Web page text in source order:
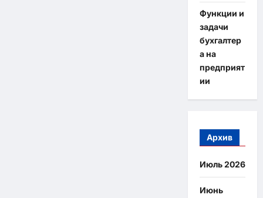
Функции и
задачи
бухгалтер
а на
предприят
ии
Архив
Июль 2026
Июнь